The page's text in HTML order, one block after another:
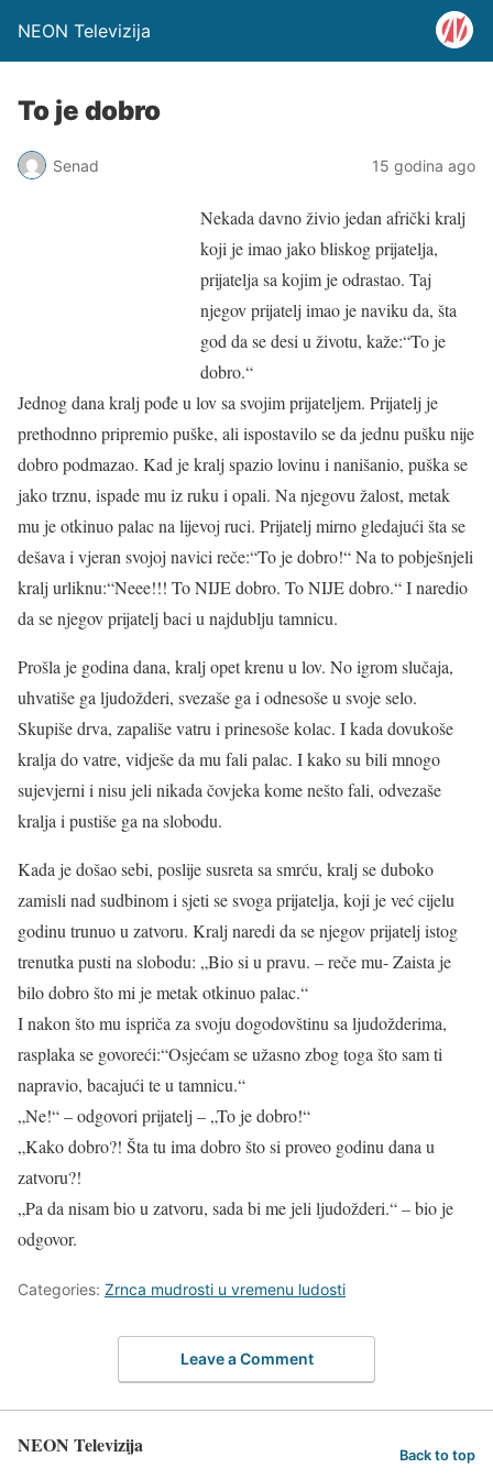
NEON Televizija
To je dobro
Senad 15 godina ago
Nekada davno živio jedan afrički kralj
koji je imao jako bliskog prijatelja,
prijatelja sa kojim je odrastao. Taj
njegov prijatelj imao je naviku da, šta
god da se desi u životu, kaže:“To je
dobro.“
Jednog dana kralj pođe u lov sa svojim prijateljem. Prijatelj je
prethodnno pripremio puške, ali ispostavilo se da jednu pušku nije
dobro podmazao. Kad je kralj spazio lovinu i nanišanio, puška se
jako trznu, ispade mu iz ruku i opali. Na njegovu žalost, metak
mu je otkinuo palac na lijevoj ruci. Prijatelj mirno gledajući šta se
dešava i vjeran svojoj navici reče:“To je dobro!“ Na to pobješnjeli
kralj urliknu:“Neee!!! To NIJE dobro. To NIJE dobro.“ I naredio
da se njegov prijatelj baci u najdublju tamnicu.
Prošla je godina dana, kralj opet krenu u lov. No igrom slučaja,
uhvatiše ga ljudožderi, svezaše ga i odnesoše u svoje selo.
Skupiše drva, zapališe vatru i prinesoše kolac. I kada dovukoše
kralja do vatre, vidješe da mu fali palac. I kako su bili mnogo
sujevjerni i nisu jeli nikada čovjeka kome nešto fali, odvezaše
kralja i pustiše ga na slobodu.
Kada je došao sebi, poslije susreta sa smrću, kralj se duboko
zamisli nad sudbinom i sjeti se svoga prijatelja, koji je već cijelu
godinu trunuo u zatvoru. Kralj naredi da se njegov prijatelj istog
trenutka pusti na slobodu: „Bio si u pravu. – reče mu- Zaista je
bilo dobro što mi je metak otkinuo palac.“
I nakon što mu ispriča za svoju dogodovštinu sa ljudožderima,
rasplaka se govoreći:“Osjećam se užasno zbog toga što sam ti
napravio, bacajući te u tamnicu.“
„Ne!“ – odgovori prijatelj – „To je dobro!“
„Kako dobro?! Šta tu ima dobro što si proveo godinu dana u
zatvoru?!
„Pa da nisam bio u zatvoru, sada bi me jeli ljudožderi.“ – bio je
odgovor.
Categories: Zrnca mudrosti u vremenu ludosti
Leave a Comment
NEON Televizija Back to top